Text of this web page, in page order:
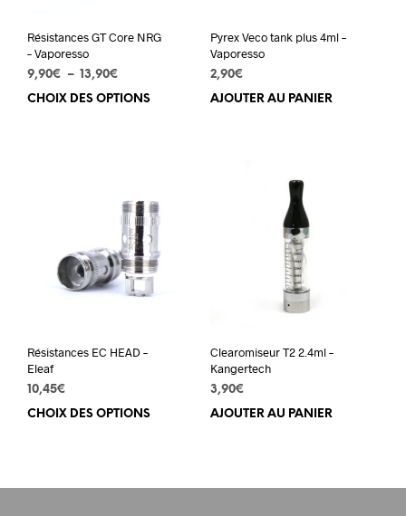
Résistances GT Core NRG
– Vaporesso
9,90€ – 13,90€
de
CHOIX DES OPTIONS
Ce
du
produit
Pyrex Veco tank plus 4ml –
Vaporesso
2,90€
AJOUTER AU PANIER
Résistances EC HEAD –
Eleaf
10,45€
CHOIX DES OPTIONS
Ce
variations.
Clearomiseur T2 2.4ml –
Kangertech
3,90€
AJOUTER AU PANIER